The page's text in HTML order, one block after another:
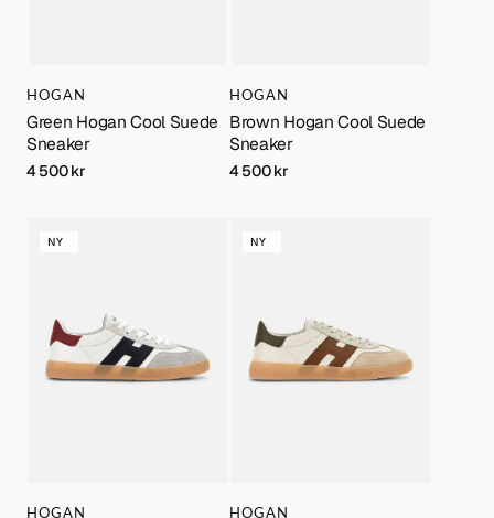
Varumärke:
HOGAN
Green Hogan Cool Suede
Sneaker
Regular
4 500 kr
Varumärke:
HOGAN
Brown Hogan Cool Suede
Sneaker
Regular
4 500 kr
Hogan
Sneaker
NY
Varumärke:
HOGAN
Hogan
Sneaker
NY
Varumärke:
HOGAN